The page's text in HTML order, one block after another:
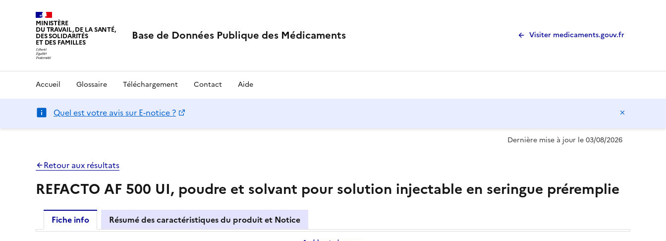
MINISTÈRE
DU TRAVAIL, DE LA SANTÉ,
DES SOLIDARITÉS
ET DES FAMILLES Base de Données Publique des Médicaments Visiter medicaments.gouv.fr
Accueil Glossaire Téléchargement Contact Aide
Quel est votre avis sur E-notice ?
Dernière mise à jour le 03/08/2026
Retour aux résultats
REFACTO AF 500 UI, poudre et solvant pour solution injectable en seringue préremplie
Fiche info
Résumé des caractéristiques du produit et Notice